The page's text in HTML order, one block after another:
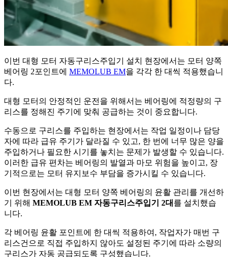
이번 대형 모터 자동구리스주입기 설치 현장에서는 모터 양쪽
베어링 2포인트에 MEMOLUB EM을 각각 한 대씩 적용했습니
다.
대형 모터의 안정적인 운전을 위해서는 베어링에 적정량의 구
리스를 정해진 주기에 맞춰 공급하는 것이 중요합니다.
수동으로 구리스를 주입하는 현장에서는 작업 일정이나 담당
자에 따라 급유 주기가 달라질 수 있고, 한 번에 너무 많은 양을
주입하거나 필요한 시기를 놓치는 문제가 발생할 수 있습니다.
이러한 급유 편차는 베어링의 발열과 마모 위험을 높이고, 장
기적으로는 모터 유지보수 부담을 증가시킬 수 있습니다.
이번 현장에서는 대형 모터 양쪽 베어링의 윤활 관리를 개선하
기 위해 MEMOLUB EM 자동구리스주입기 2대 를 설치했습
니다.
각 베어링 윤활 포인트에 한 대씩 적용하여, 작업자가 매번 구
리스건으로 직접 주입하지 않아도 설정된 주기에 따라 소량의
구리스가 자동 공급되도록 구성했습니다.